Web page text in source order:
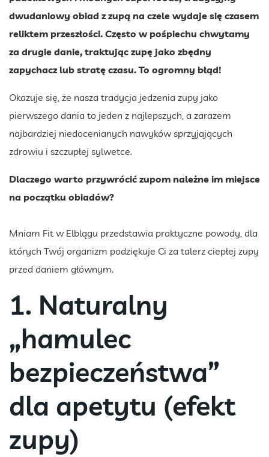
dwudaniowy obiad z zupą na czele wydaje się czasem
reliktem przeszłości. Często w pośpiechu chwytamy
za drugie danie, traktując zupę jako zbędny
zapychacz lub stratę czasu. To ogromny błąd!
Okazuje się, że nasza tradycja jedzenia zupy jako
pierwszego dania to jeden z najlepszych, a zarazem
najbardziej niedocenianych nawyków sprzyjających
zdrowiu i szczupłej sylwetce.
Dlaczego warto przywrócić zupom należne im miejsce
na początku obiadów?
Mniam Fit w Elblągu przedstawia praktyczne powody, dla
których Twój organizm podziękuje Ci za talerz ciepłej zupy
przed daniem głównym.
1. Naturalny
„hamulec
bezpieczeństwa”
dla apetytu (efekt
zupy)